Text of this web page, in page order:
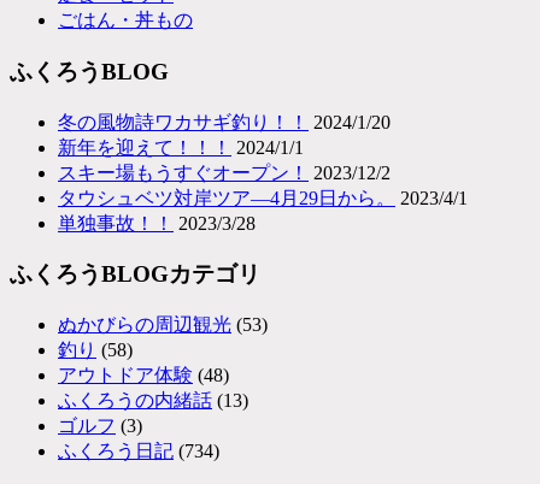
ごはん・丼もの
ふくろうBLOG
冬の風物詩ワカサギ釣り！！
2024/1/20
新年を迎えて！！！
2024/1/1
スキー場もうすぐオープン！
2023/12/2
タウシュベツ対岸ツア―4月29日から。
2023/4/1
単独事故！！
2023/3/28
ふくろうBLOGカテゴリ
ぬかびらの周辺観光 (53)
釣り (58)
アウトドア体験 (48)
ふくろうの内緒話 (13)
ゴルフ (3)
ふくろう日記 (734)